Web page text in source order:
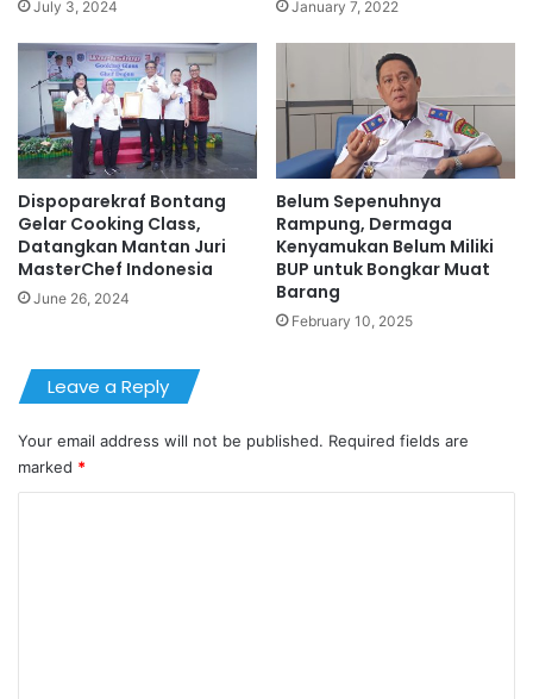
July 3, 2024 January 7, 2022
Dispoparekraf Bontang
Gelar Cooking Class,
Datangkan Mantan Juri
MasterChef Indonesia
June 26, 2024
Belum Sepenuhnya
Rampung, Dermaga
Kenyamukan Belum Miliki
BUP untuk Bongkar Muat
Barang
February 10, 2025
Leave a Reply
Your email address will not be published. Required fields are
marked *